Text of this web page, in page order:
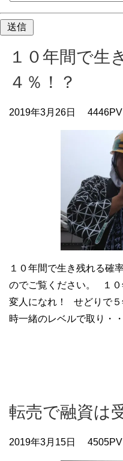
１０年間で生
４％！？
2019年3月26日 4446PV
１０年間で生き残れる確
のでご覧ください。 １
変人になれ！ せどりで５
時一緒のレベルで取り・・
転売で融資は
2019年3月15日 4505PV